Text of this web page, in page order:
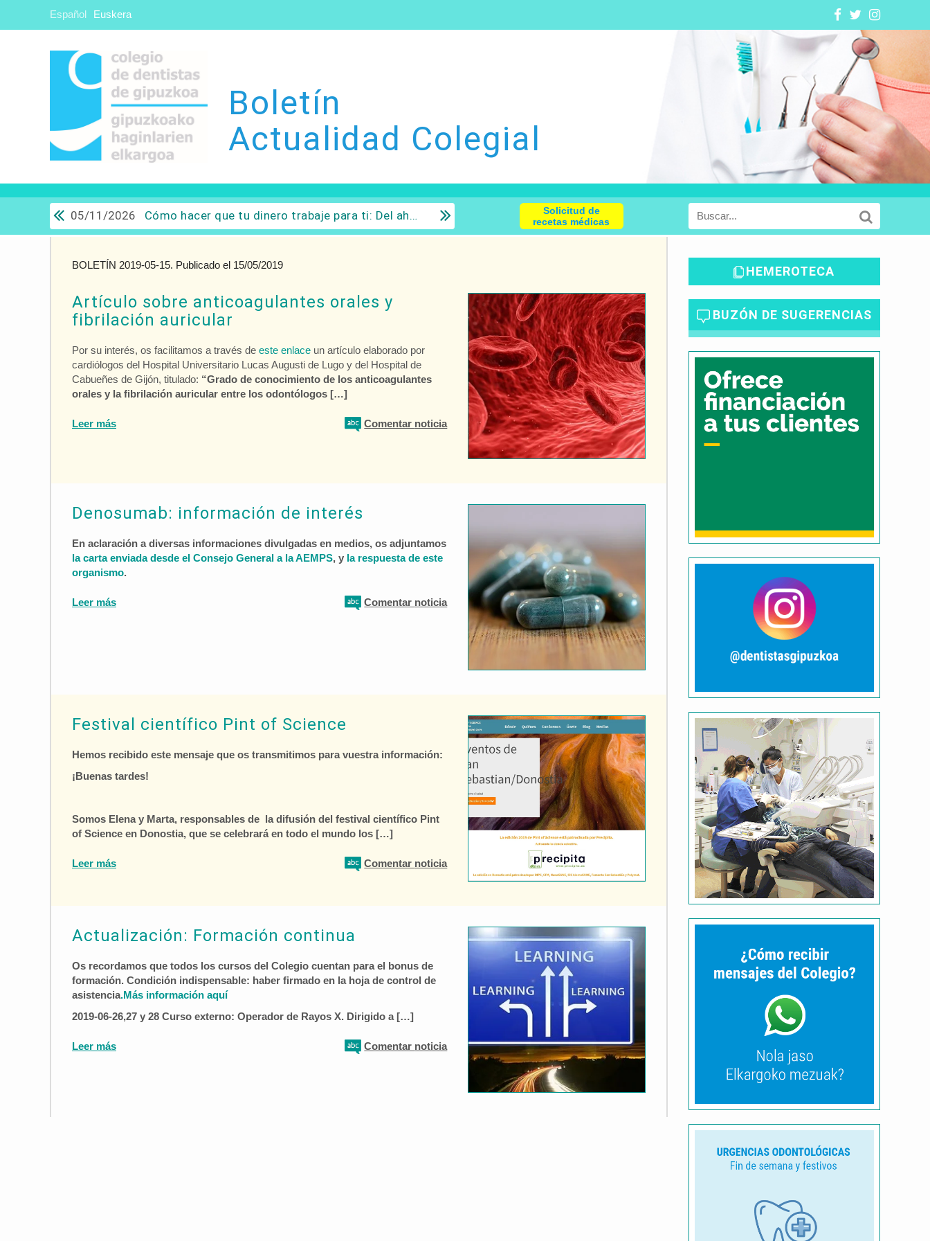
Español Euskera
Boletín
Actualidad Colegial
05/11/2026 Cómo hacer que tu dinero trabaje para ti: Del ahorro a la inversión con sentido común.
Solicitud de
recetas médicas
BOLETÍN 2019-05-15. Publicado el 15/05/2019
Artículo sobre anticoagulantes orales y
fibrilación auricular
Por su interés, os facilitamos a través deeste enlace un artículo elaborado por
cardiólogos del Hospital Universitario Lucas Augusti de Lugo y del Hospital de
Cabueñes de Gijón, titulado: “Grado de conocimiento de los anticoagulantes
orales y la fibrilación auricular entre los odontólogos […]
Leer más Comentar noticia
Denosumab: información de interés
En aclaración a diversas informaciones divulgadas en medios, os adjuntamos
la carta enviada desde el Consejo General a la AEMPS, y la respuesta de este
organismo.
Leer más Comentar noticia
Festival científico Pint of Science
Hemos recibido este mensaje que os transmitimos para vuestra información:
¡Buenas tardes!
Somos Elena y Marta, responsables de la difusión del festival científico Pint
of Science en Donostia, que se celebrará en todo el mundo los […]
Leer más Comentar noticia
Actualización: Formación continua
Os recordamos que todos los cursos del Colegio cuentan para el bonus de
formación. Condición indispensable: haber firmado en la hoja de control de
asistencia.Más información aquí
2019-06-26,27 y 28 Curso externo: Operador de Rayos X. Dirigido a […]
Leer más Comentar noticia
HEMEROTECA
BUZÓN DE SUGERENCIAS